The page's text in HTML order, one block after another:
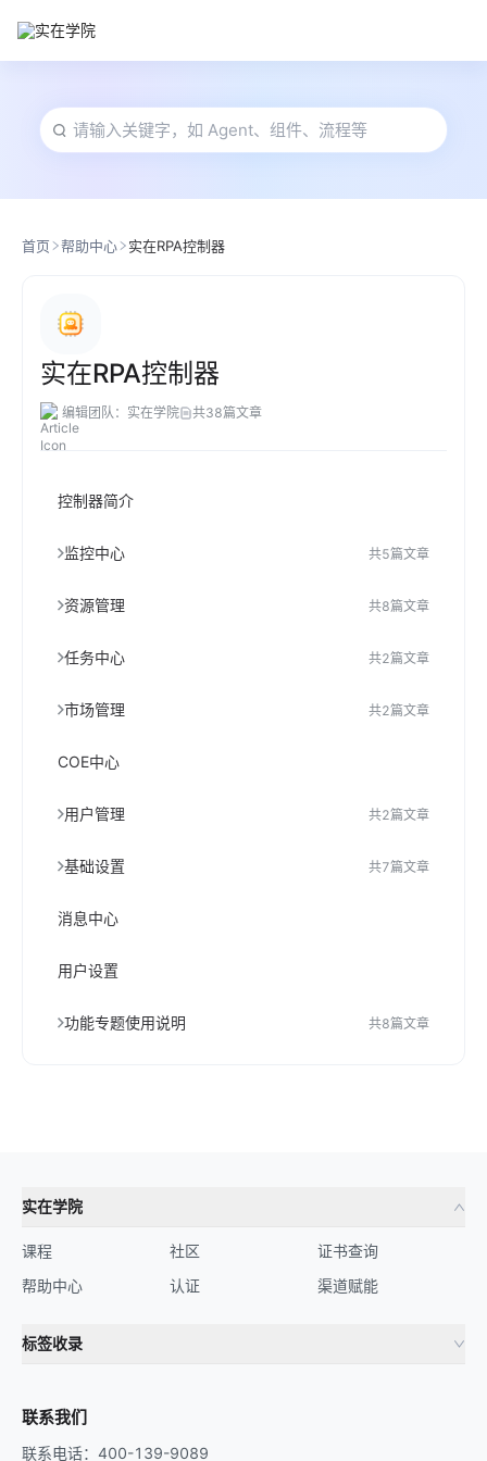
首页 帮助中心 实在RPA控制器
实在RPA控制器
编辑团队：实在学院 共38篇文章
控制器简介
监控中心 共5篇文章
资源管理 共8篇文章
任务中心 共2篇文章
市场管理 共2篇文章
COE中心
用户管理 共2篇文章
基础设置 共7篇文章
消息中心
用户设置
功能专题使用说明 共8篇文章
实在学院
课程
帮助中心
社区
认证
证书查询
渠道赋能
标签收录
联系我们
联系电话：400-139-9089